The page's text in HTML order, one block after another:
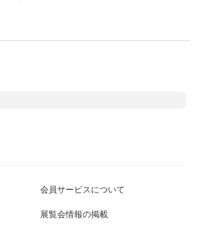
会員サービスについて
展覧会情報の掲載